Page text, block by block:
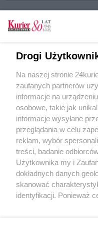
Fryga i doradcy więcej
Radny się opali i
Schronisko
POGODA
26℃
Zobacz prognozę na 3 dni
Drogi
Na naszej stronie
zaufanych partnerów
informacje na
osobowe, takie jak
informacje wysyłane
przeglądania w celu
reklam, wybór
treści, badanie
Użytkownika my i
dokładnych danych
skanować
identyfikacji. Ponieważ